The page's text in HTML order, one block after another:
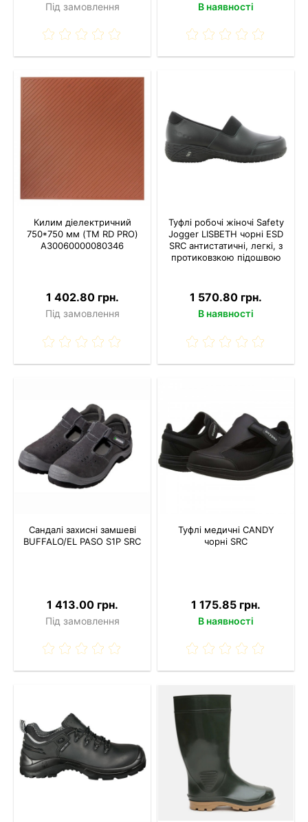
Під замовлення В наявності
Килим діелектричний
750*750 мм (TM RD PRO)
A30060000080346
1 402.80 грн.
Під замовлення
Туфлі робочі жіночі Safety
Jogger LISBETH чорні ESD
SRC антистатичні, легкі, з
протиковзкою підошвою
1 570.80 грн.
В наявності
Сандалі захисні замшеві
BUFFALO/EL PASO S1P SRC
1 413.00 грн.
Під замовлення
Туфлі медичні CANDY
чорні SRC
1 175.85 грн.
В наявності